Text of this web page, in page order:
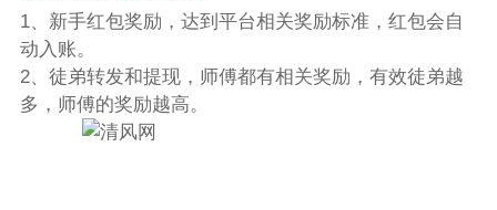
1、新手红包奖励，达到平台相关奖励标准，红包会自
动入账。
2、徒弟转发和提现，师傅都有相关奖励，有效徒弟越
多，师傅的奖励越高。